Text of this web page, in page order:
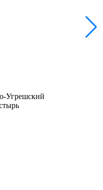
Угрешский